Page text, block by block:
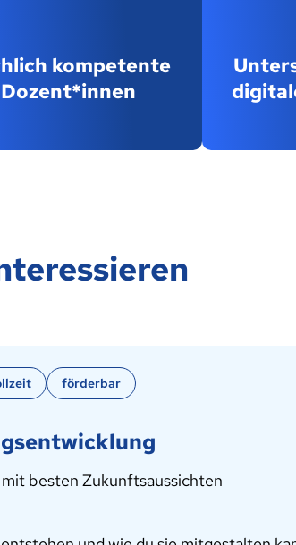
kompetente
Dozent*innen
förderbar
besten Zukunftsaussichten